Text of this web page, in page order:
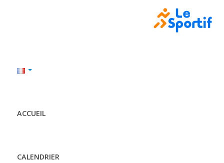
ACCUEIL
CALENDRIER